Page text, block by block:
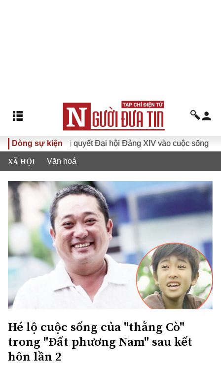
Dòng sự kiện
Đưa Nghị quyết Đại hội Đảng XIV vào cuộc sống Hướng
XÃ HỘI Văn hoá
Hé lộ cuộc sống của "thằng Cò"
trong "Đất phương Nam" sau kết
hôn lần 2